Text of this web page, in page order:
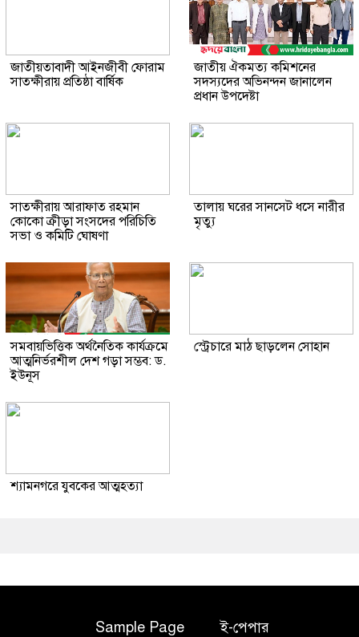
জাতীয়তাবাদী আইনজীবী ফোরাম
সাতক্ষীরায় প্রতিষ্ঠা বার্ষিক
জাতীয় ঐকমত্য কমিশনের
সদস্যদের অভিনন্দন জানালেন
প্রধান উপদেষ্টা
সাতক্ষীরায় আরাফাত রহমান
কোকো ক্রীড়া সংসদের পরিচিতি
সভা ও কমিটি ঘোষণা
তালায় ঘরের সানসেট ধসে নারীর
মৃত্যু
সমবায়ভিত্তিক অর্থনৈতিক কার্যক্রমে
আত্মনির্ভরশীল দেশ গড়া সম্ভব: ড.
ইউনূস
স্ট্রেচারে মাঠ ছাড়লেন সোহান
শ্যামনগরে যুবকের আত্মহত্যা
Sample Page ই-পেপার